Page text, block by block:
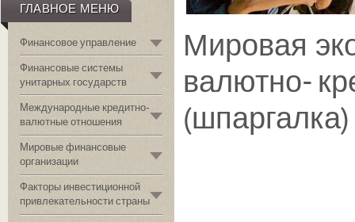
ГЛАВНОЕ МЕНЮ
Финансовое управление
Финансовые системы
унитарных государств
Международные кредитно-
валютные отношения
Мировые финансовые
организации
Факторы инвестиционной
привлекательности страны
Мировая
валютно-
(шпаргалка)